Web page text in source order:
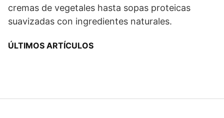
cremas de vegetales hasta sopas proteicas
suavizadas con ingredientes naturales.
ÚLTIMOS ARTÍCULOS